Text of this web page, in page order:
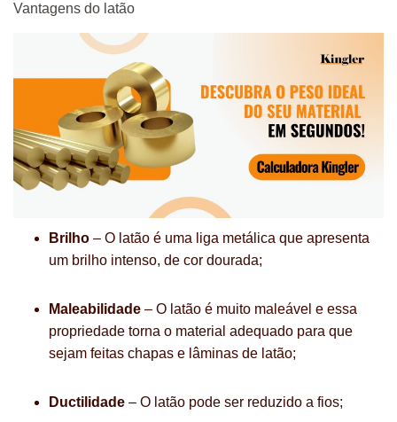
Vantagens do latão
Brilho – O latão é uma liga metálica que apresenta
um brilho intenso, de cor dourada;
Maleabilidade – O latão é muito maleável e essa
propriedade torna o material adequado para que
sejam feitas chapas e lâminas de latão;
Ductilidade – O latão pode ser reduzido a fios;